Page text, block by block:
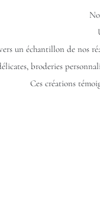
un échantillon de nos
broderies
Ces créations